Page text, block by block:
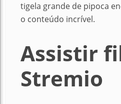
tigela grande de pipoca
o conteúdo incrível.
Assistir
Stremio